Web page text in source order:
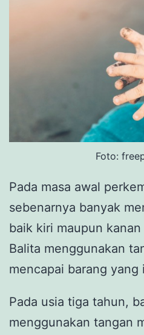
Foto:
Pada masa awal
sebenarnya banyak
baik kiri maupun
Balita menggunakan
mencapai barang yang
Pada usia tiga tahun,
menggunakan tangan